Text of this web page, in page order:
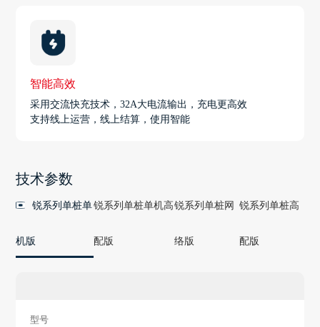
智能高效
采用交流快充技术，32A大电流输出，充电更高效
支持线上运营，线上结算，使用智能
技术参数
锐系列单桩单
机版
锐系列单桩单机高
配版
锐系列单桩网
络版
锐系列单桩高
配版
型号